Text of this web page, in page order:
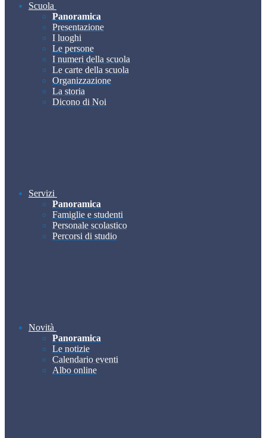
Scuola
Panoramica
Presentazione
I luoghi
Le persone
I numeri della scuola
Le carte della scuola
Organizzazione
La storia
Dicono di Noi
Servizi
Panoramica
Famiglie e studenti
Personale scolastico
Percorsi di studio
Novità
Panoramica
Le notizie
Calendario eventi
Albo online